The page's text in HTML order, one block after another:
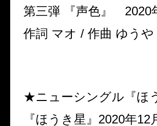
第三弾 『声色』 2020
作詞 マオ / 作曲 ゆうや
★ニューシングル『ほ
『ほうき星』 2020年12